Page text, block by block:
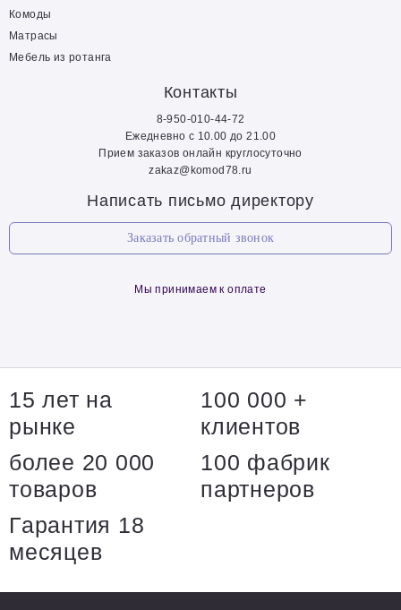
Комоды
Матрасы
Мебель из ротанга
Контакты
8-950-010-44-72
Ежедневно с 10.00 до 21.00
Прием заказов онлайн круглосуточно
zakaz@komod78.ru
Написать письмо директору
Заказать обратный звонок
Мы принимаем к оплате
15 лет на
рынке
100 000 +
клиентов
более 20 000
товаров
100 фабрик
партнеров
Гарантия 18
месяцев